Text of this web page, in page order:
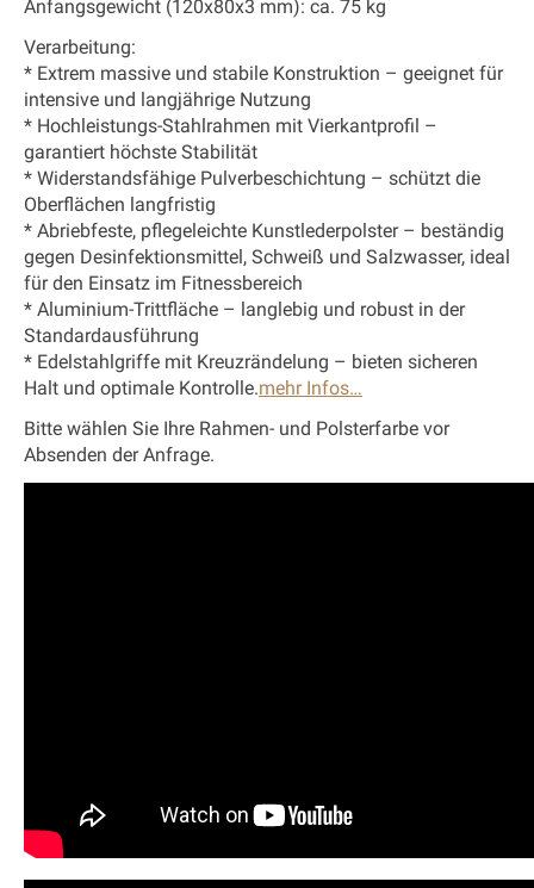
Anfangsgewicht (120x80x3 mm): ca. 75 kg
Verarbeitung:
* Extrem massive und stabile Konstruktion – geeignet für
intensive und langjährige Nutzung
* Hochleistungs-Stahlrahmen mit Vierkantprofil –
garantiert höchste Stabilität
* Widerstandsfähige Pulverbeschichtung – schützt die
Oberflächen langfristig
* Abriebfeste, pflegeleichte Kunstlederpolster – beständig
gegen Desinfektionsmittel, Schweiß und Salzwasser, ideal
für den Einsatz im Fitnessbereich
* Aluminium-Trittfläche – langlebig und robust in der
Standardausführung
* Edelstahlgriffe mit Kreuzrändelung – bieten sicheren
Halt und optimale Kontrolle.mehr Infos…
Bitte wählen Sie Ihre Rahmen- und Polsterfarbe vor
Absenden der Anfrage.